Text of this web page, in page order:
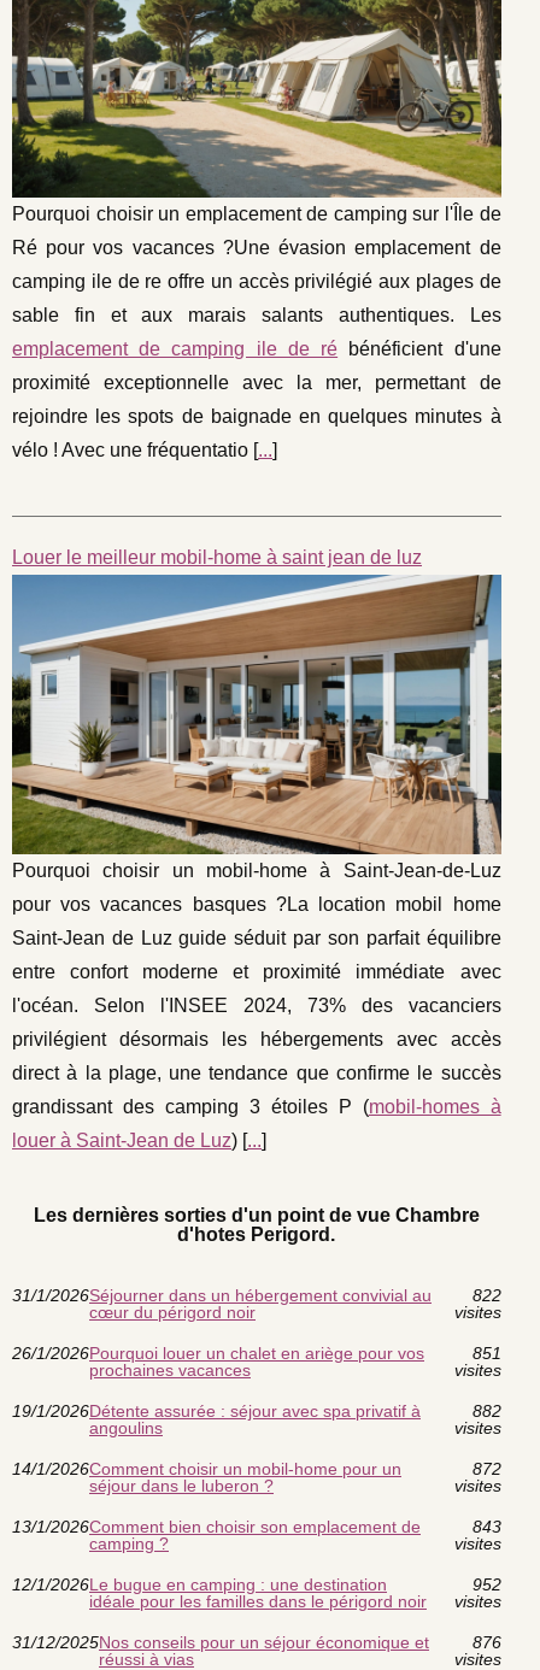
Pourquoi choisir un emplacement de camping sur l'Île de
Ré pour vos vacances ?Une évasion emplacement de
camping ile de re offre un accès privilégié aux plages de
sable fin et aux marais salants authentiques. Les
emplacement de camping ile de ré bénéficient d'une
proximité exceptionnelle avec la mer, permettant de
rejoindre les spots de baignade en quelques minutes à
vélo ! Avec une fréquentatio [...]
Louer le meilleur mobil-home à saint jean de luz
Pourquoi choisir un mobil-home à Saint-Jean-de-Luz
pour vos vacances basques ?La location mobil home
Saint-Jean de Luz guide séduit par son parfait équilibre
entre confort moderne et proximité immédiate avec
l'océan. Selon l'INSEE 2024, 73% des vacanciers
privilégient désormais les hébergements avec accès
direct à la plage, une tendance que confirme le succès
grandissant des camping 3 étoiles P (mobil-homes à
louer à Saint-Jean de Luz) [...]
Les dernières sorties d'un point de vue Chambre
d'hotes Perigord.
31/1/2026Séjourner dans un hébergement convivial au
cœur du périgord noir
822
visites
26/1/2026Pourquoi louer un chalet en ariège pour vos
prochaines vacances
851
visites
19/1/2026Détente assurée : séjour avec spa privatif à
angoulins
882
visites
14/1/2026Comment choisir un mobil-home pour un
séjour dans le luberon ?
872
visites
13/1/2026Comment bien choisir son emplacement de
camping ?
843
visites
12/1/2026Le bugue en camping : une destination
idéale pour les familles dans le périgord noir
952
visites
31/12/2025Nos conseils pour un séjour économique et
réussi à vias
876
visites